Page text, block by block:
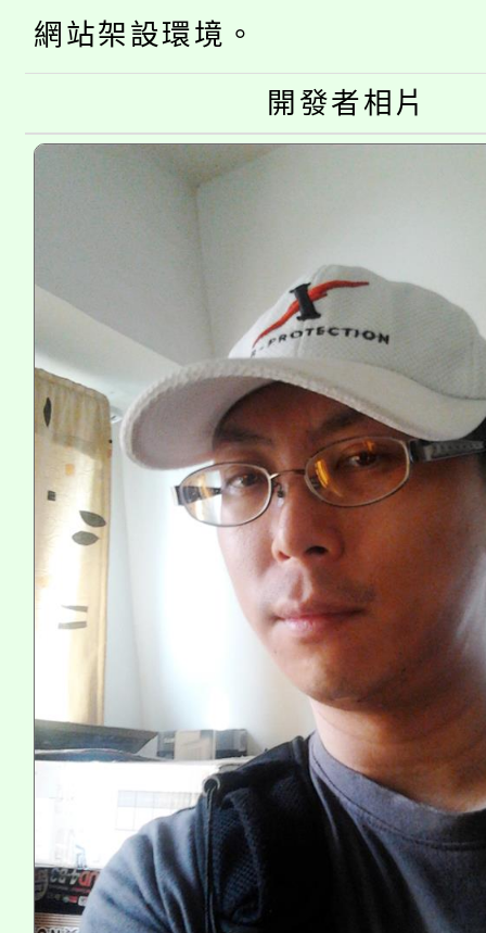
半價優惠，詳情可洽有
份教師增能研習
大溪自造教育及科技中
份教師研習
淨零綠生活教案入校路
會
115年食農教育專業人
網站架設環境。
開發者相片